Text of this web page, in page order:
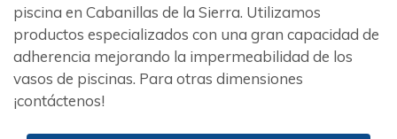
piscina en Cabanillas de la Sierra. Utilizamos
productos especializados con una gran capacidad de
adherencia mejorando la impermeabilidad de los
vasos de piscinas. Para otras dimensiones
¡contáctenos!